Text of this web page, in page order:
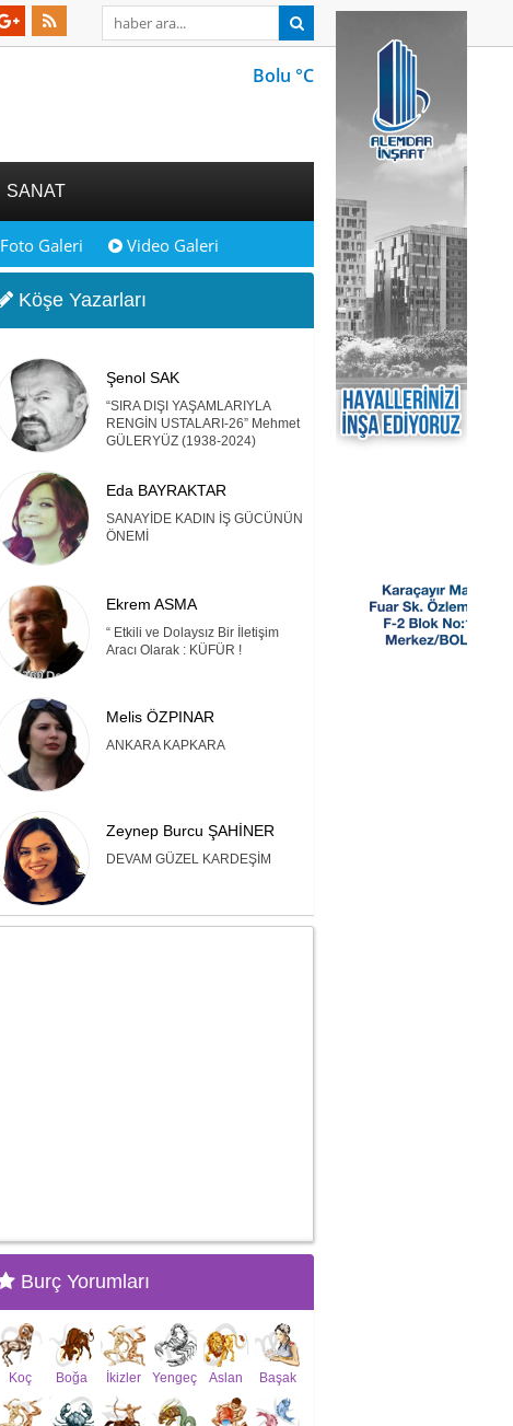
Bolu °C
SANAT
Foto Galeri Video Galeri
Köşe Yazarları
Şenol SAK
“SIRA DIŞI YAŞAMLARIYLA
RENGİN USTALARI-26” Mehmet
GÜLERYÜZ (1938-2024)
Eda BAYRAKTAR
SANAYİDE KADIN İŞ GÜCÜNÜN
ÖNEMİ
Ekrem ASMA
“ Etkili ve Dolaysız Bir İletişim
Aracı Olarak : KÜFÜR !
Melis ÖZPINAR
ANKARA KAPKARA
Zeynep Burcu ŞAHİNER
DEVAM GÜZEL KARDEŞİM
Burç Yorumları
Koç Boğa İkizler Yengeç Aslan Başak